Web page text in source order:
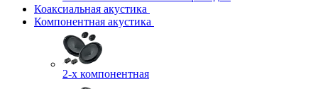
Коаксиальная акустика
Компонентная акустика
2-х компонентная